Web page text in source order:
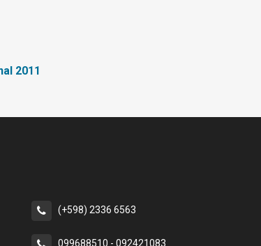
2011
(+598) 2336 6563
099688510 - 092421083